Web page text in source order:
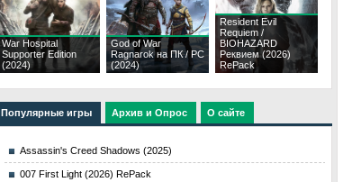
War Hospital
Supporter Edition
(2024)
God of War
Ragnarok на ПК / PC
(2024)
Resident Evil
Requiem /
BIOHAZARD
Реквием (2026)
RePack
Популярные игры Архив и Опрос О сайте
Assassin's Creed Shadows (2025)
007 First Light (2026) RePack